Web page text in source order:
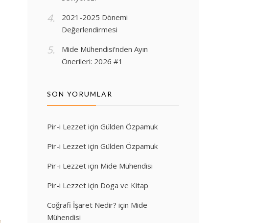
2021-2025 Dönemi
Değerlendirmesi
Mide Mühendisi’nden Ayın
Önerileri: 2026 #1
SON YORUMLAR
Pir-i Lezzet için Gülden Özpamuk
Pir-i Lezzet için Gülden Özpamuk
Pir-i Lezzet için Mide Mühendisi
Pir-i Lezzet için Doga ve Kitap
Coğrafi İşaret Nedir? için Mide
Mühendisi